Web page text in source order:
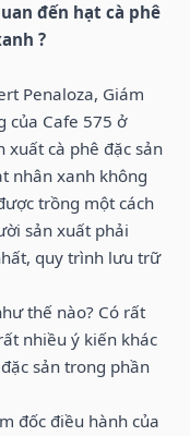
đến hạt cà phê
?
Penaloza, Giám
của Cafe 575 ở
cà phê đặc sản
nhân xanh không
trồng một cách
sản xuất phải
quy trình lưu trữ
thế nào? Có rất
nhiều ý kiến khác
sản trong phần
đốc điều hành của